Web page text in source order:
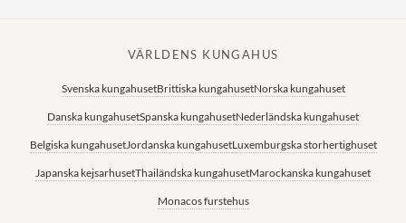
VÄRLDENS KUNGAHUS
Svenska kungahusetBrittiska kungahusetNorska kungahuset
Danska kungahusetSpanska kungahusetNederländska kungahuset
Belgiska kungahusetJordanska kungahusetLuxemburgska storhertighuset
Japanska kejsarhusetThailändska kungahusetMarockanska kungahuset
Monacos furstehus